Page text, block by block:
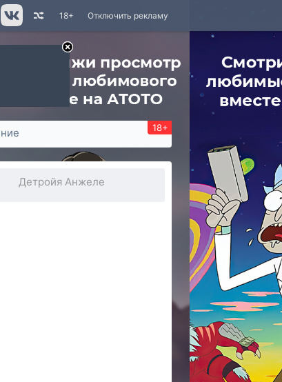
Отключить рекламу
18+
18+
Детройя Анжеле